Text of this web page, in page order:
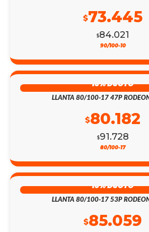
$84.021
$73.445
90/100-10
13% DSCTO
LLANTA 80/100-17 47P
$91.728
$80.182
80/100-17
13% DSCTO
LLANTA 80/100-17 53P
$85.059